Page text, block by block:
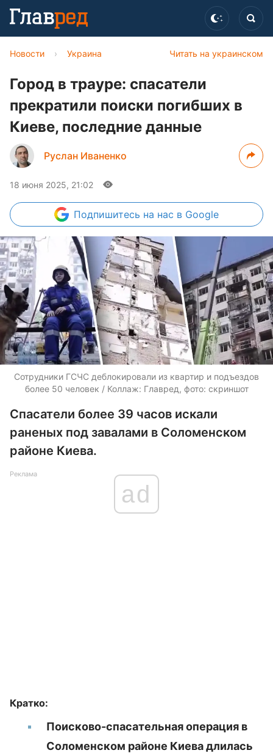
Читать на украинском
Новости › Украина
Город в трауре: спасатели
прекратили поиски погибших в
Киеве, последние данные
Руслан Иваненко
18 июня 2025, 21:02
Подпишитесь на нас в Google
Сотрудники ГСЧС деблокировали из квартир и подъездов
более 50 человек / Коллаж: Главред, фото: скриншот
Спасатели более 39 часов искали
раненых под завалами в Соломенском
районе Киева.
Реклама
ad
Кратко:
Поисково-спасательная операция в
Соломенском районе Киева длилась